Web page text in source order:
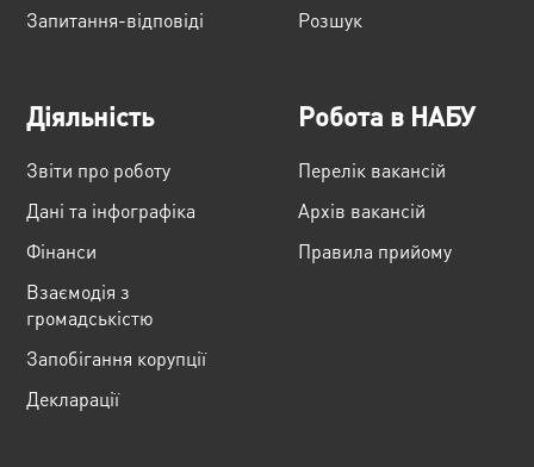
Запитання-відповіді
Розшук
Діяльність
Звіти про роботу
Дані та інфографіка
Фінанси
Взаємодія з
громадськістю
Запобігання корупції
Декларації
Робота в НАБУ
Перелік вакансій
Архів вакансій
Правила прийому